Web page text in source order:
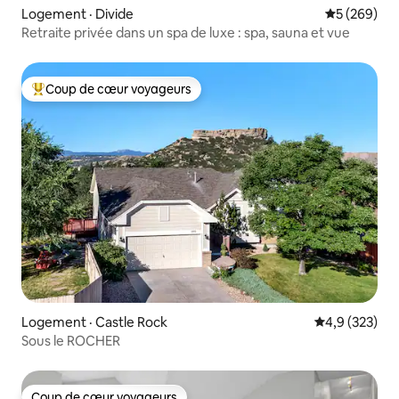
Logement · Divide Note
5 (269)
Retraite privée dans un spa de luxe : spa, sauna et vue
Coup de cœur voyageurs parmi les plus aimés
Coup de cœur voyageurs
Logement · Castle Rock Note
4,9 (323)
Sous le ROCHER